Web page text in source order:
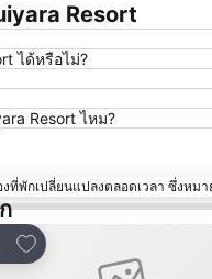
Resort
ได้หรือไม่?
Resort ไหม?
ที่พักเปลี่ยนแปลงตลอดเวลา ซึ่งห
เพิ่มในรายการโปรด